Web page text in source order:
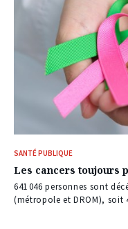
SANTÉ PUBLIQUE
Les cancers toujours
641 046 personnes sont
(métropole et DROM), soit